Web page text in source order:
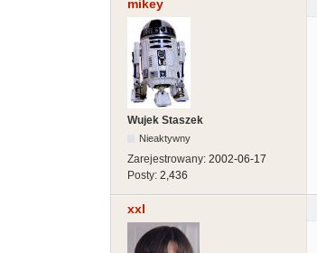
mikey
Wujek Staszek
Nieaktywny
Zarejestrowany: 2002-06-17
Posty: 2,436
xxl